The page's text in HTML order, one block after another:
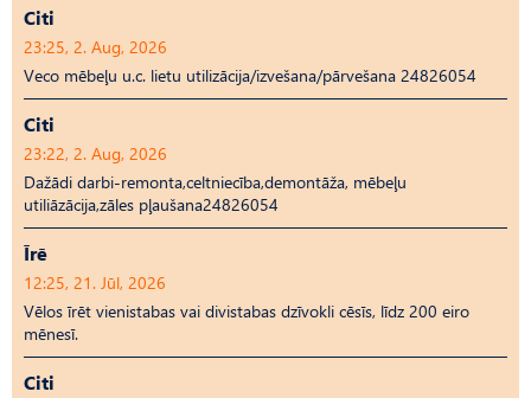
Citi
23:25, 2. Aug, 2026
Veco mēbeļu u.c. lietu utilizācija/izvešana/pārvešana 24826054
Citi
23:22, 2. Aug, 2026
Dažādi darbi-remonta,celtniecība,demontāža, mēbeļu
utiliāzācija,zāles pļaušana24826054
Īrē
12:25, 21. Jūl, 2026
Vēlos īrēt vienistabas vai divistabas dzīvokli cēsīs, līdz 200 eiro
mēnesī.
Citi